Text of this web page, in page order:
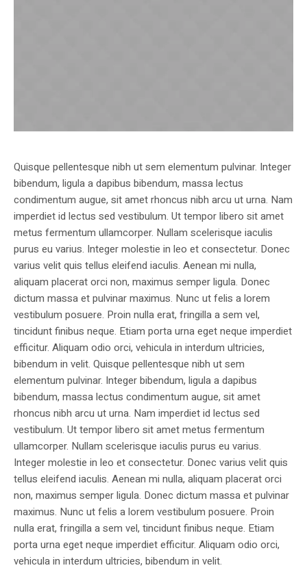
Quisque pellentesque nibh ut sem elementum pulvinar. Integer
bibendum, ligula a dapibus bibendum, massa lectus
condimentum augue, sit amet rhoncus nibh arcu ut urna. Nam
imperdiet id lectus sed vestibulum. Ut tempor libero sit amet
metus fermentum ullamcorper. Nullam scelerisque iaculis
purus eu varius. Integer molestie in leo et consectetur. Donec
varius velit quis tellus eleifend iaculis. Aenean mi nulla,
aliquam placerat orci non, maximus semper ligula. Donec
dictum massa et pulvinar maximus. Nunc ut felis a lorem
vestibulum posuere. Proin nulla erat, fringilla a sem vel,
tincidunt finibus neque. Etiam porta urna eget neque imperdiet
efficitur. Aliquam odio orci, vehicula in interdum ultricies,
bibendum in velit. Quisque pellentesque nibh ut sem
elementum pulvinar. Integer bibendum, ligula a dapibus
bibendum, massa lectus condimentum augue, sit amet
rhoncus nibh arcu ut urna. Nam imperdiet id lectus sed
vestibulum. Ut tempor libero sit amet metus fermentum
ullamcorper. Nullam scelerisque iaculis purus eu varius.
Integer molestie in leo et consectetur. Donec varius velit quis
tellus eleifend iaculis. Aenean mi nulla, aliquam placerat orci
non, maximus semper ligula. Donec dictum massa et pulvinar
maximus. Nunc ut felis a lorem vestibulum posuere. Proin
nulla erat, fringilla a sem vel, tincidunt finibus neque. Etiam
porta urna eget neque imperdiet efficitur. Aliquam odio orci,
vehicula in interdum ultricies, bibendum in velit.